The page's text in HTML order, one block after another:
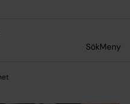
SökMeny